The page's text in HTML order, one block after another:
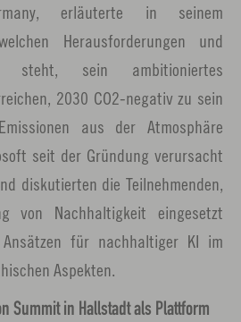
erläuterte in seinem
Herausforderungen und
steht, sein ambitioniertes
2030 CO2-negativ zu sein
aus der Atmosphäre
seit der Gründung verursacht
diskutierten die Teilnehmenden,
von Nachhaltigkeit eingesetzt
für nachhaltiger KI im
Aspekten.
Summit in Hallstadt als Plattform